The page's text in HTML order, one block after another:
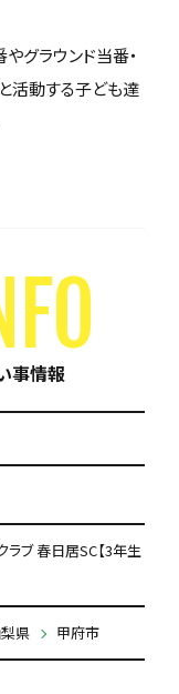
グラウンド当番・
活動する子ども達
事情報
ラブ 春日居SC【3年生
県 甲府市